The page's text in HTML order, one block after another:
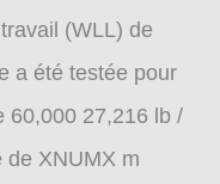
(WLL) de
a été testée pour
60,000 27,216 lb /
de XNUMX m